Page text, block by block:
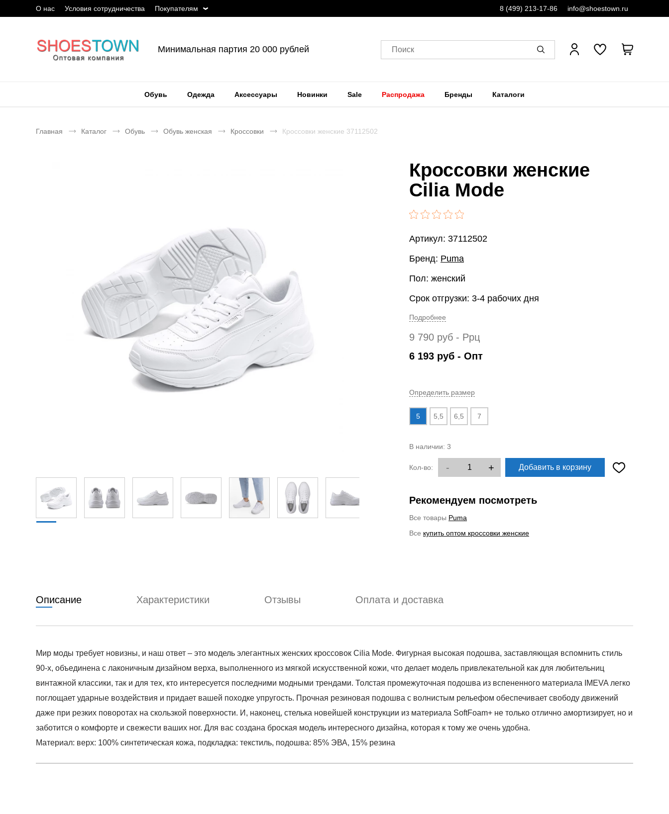
О нас Условия сотрудничества Покупателям 8 (499) 213-17-86 info@shoestown.ru
Минимальная партия 20 000 рублей Поиск
Обувь Одежда Аксессуары Новинки Sale Распродажа Бренды Каталоги
Главная Каталог Обувь Обувь женская Кроссовки Кроссовки женские 37112502
Кроссовки женские
Cilia Mode
Артикул: 37112502
Бренд: Puma
Пол: женский
Срок отгрузки: 3-4 рабочих дня
Подробнее
9 790 руб - Ррц
6 193 руб - Опт
Определить размер
5 5,5 6,5 7
В наличии: 3
Кол-во: - + Добавить в корзину
Рекомендуем посмотреть
Все товары Puma
Все купить оптом кроссовки женские
Описание Характеристики Отзывы Оплата и доставка
Мир моды требует новизны, и наш ответ – это модель элегантных женских кроссовок Cilia Mode. Фигурная высокая подошва, заставляющая вспомнить стиль
90-х, объединена с лаконичным дизайном верха, выполненного из мягкой искусственной кожи, что делает модель привлекательной как для любительниц
винтажной классики, так и для тех, кто интересуется последними модными трендами. Толстая промежуточная подошва из вспененного материала IMEVA легко
поглощает ударные воздействия и придает вашей походке упругость. Прочная резиновая подошва с волнистым рельефом обеспечивает свободу движений
даже при резких поворотах на скользкой поверхности. И, наконец, стелька новейшей конструкции из материала SoftFoam+ не только отлично амортизирует, но и
заботится о комфорте и свежести ваших ног. Для вас создана броская модель интересного дизайна, которая к тому же очень удобна.
Материал: верх: 100% синтетическая кожа, подкладка: текстиль, подошва: 85% ЭВА, 15% резина